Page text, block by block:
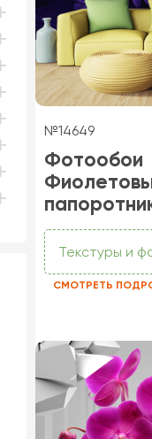
№14649
Фотообои
Текстуры и
СМОТРЕТЬ